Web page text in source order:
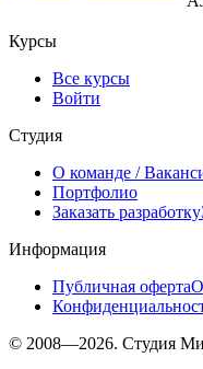
Курсы
Все курсы
Войти
Студия
О команде /
Портфолио
Заказать разработку
Информация
Публичная оферта
© 2008—2026. Студия